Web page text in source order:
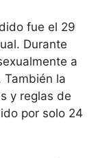
fue el 29
Durante
a
También la
y reglas de
por solo 24